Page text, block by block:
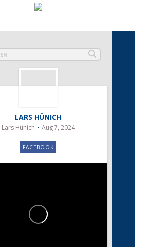
LARS HÜNICH
Lars Hünich Aug 7, 2024
FACEBOOK